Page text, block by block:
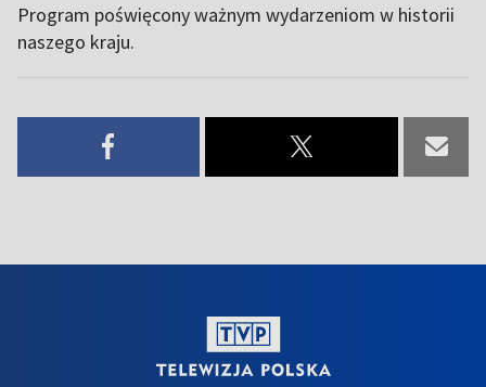
Program poświęcony ważnym wydarzeniom w historii
naszego kraju.